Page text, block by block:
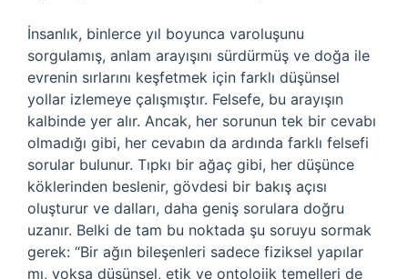
İnsanlık, binlerce yıl boyunca varoluşunu
sorgulamış, anlam arayışını sürdürmüş ve doğa ile
evrenin sırlarını keşfetmek için farklı düşünsel
yollar izlemeye çalışmıştır. Felsefe, bu arayışın
kalbinde yer alır. Ancak, her sorunun tek bir cevabı
olmadığı gibi, her cevabın da ardında farklı felsefi
sorular bulunur. Tıpkı bir ağaç gibi, her düşünce
köklerinden beslenir, gövdesi bir bakış açısı
oluşturur ve dalları, daha geniş sorulara doğru
uzanır. Belki de tam bu noktada şu soruyu sormak
gerek: “Bir ağın bileşenleri sadece fiziksel yapılar
mı, yoksa düşünsel, etik ve ontolojik temelleri de